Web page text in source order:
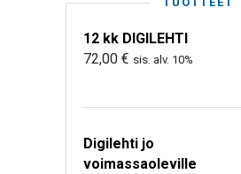
12 kk DIGILEHTI
72,00 € sis. alv. 10%
Digilehti jo
voimassaoleville